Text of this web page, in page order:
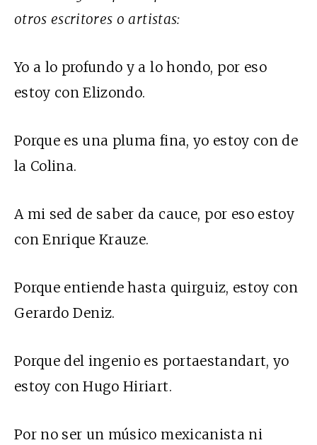
otros escritores o artistas:
Yo a lo profundo y a lo hondo, por eso
estoy con Elizondo.
Porque es una pluma fina, yo estoy con de
la Colina.
A mi sed de saber da cauce, por eso estoy
con Enrique Krauze.
Porque entiende hasta quirguiz, estoy con
Gerardo Deniz.
Porque del ingenio es portaestandart, yo
estoy con Hugo Hiriart.
Por no ser un músico mexicanista ni